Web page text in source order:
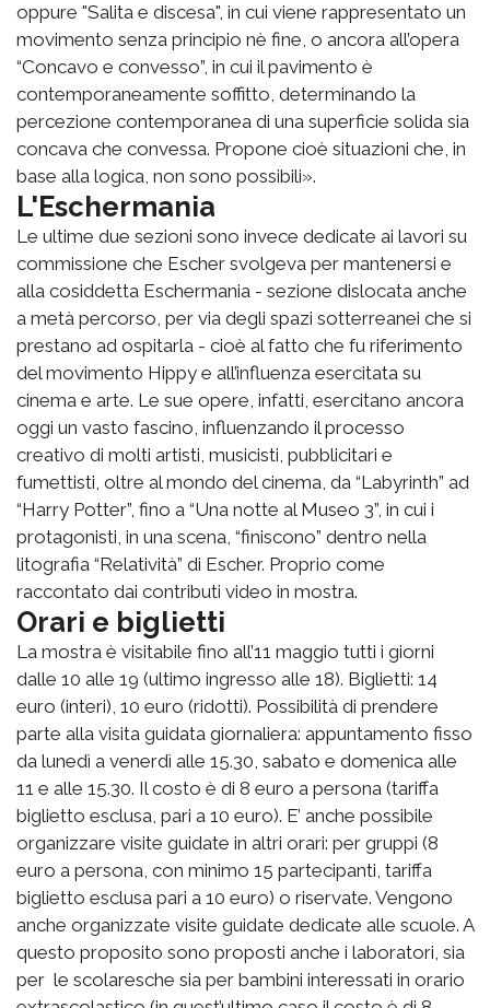
oppure "Salita e discesa", in cui viene rappresentato un
movimento senza principio nè fine, o ancora all’opera
“Concavo e convesso”, in cui il pavimento è
contemporaneamente soffitto, determinando la
percezione contemporanea di una superficie solida sia
concava che convessa. Propone cioè situazioni che, in
base alla logica, non sono possibili».
L'Eschermania
Le ultime due sezioni sono invece dedicate ai lavori su
commissione che Escher svolgeva per mantenersi e
alla cosiddetta Eschermania - sezione dislocata anche
a metà percorso, per via degli spazi sotterreanei che si
prestano ad ospitarla - cioè al fatto che fu riferimento
del movimento Hippy e all’influenza esercitata su
cinema e arte. Le sue opere, infatti, esercitano ancora
oggi un vasto fascino, influenzando il processo
creativo di molti artisti, musicisti, pubblicitari e
fumettisti, oltre al mondo del cinema, da “Labyrinth” ad
“Harry Potter”, fino a “Una notte al Museo 3”, in cui i
protagonisti, in una scena, “finiscono” dentro nella
litografia “Relatività” di Escher. Proprio come
raccontato dai contributi video in mostra.
Orari e biglietti
La mostra è visitabile fino all’11 maggio tutti i giorni
dalle 10 alle 19 (ultimo ingresso alle 18). Biglietti: 14
euro (interi), 10 euro (ridotti). Possibilità di prendere
parte alla visita guidata giornaliera: appuntamento fisso
da lunedì a venerdì alle 15.30, sabato e domenica alle
11 e alle 15.30. Il costo è di 8 euro a persona (tariffa
biglietto esclusa, pari a 10 euro). E’ anche possibile
organizzare visite guidate in altri orari: per gruppi (8
euro a persona, con minimo 15 partecipanti, tariffa
biglietto esclusa pari a 10 euro) o riservate. Vengono
anche organizzate visite guidate dedicate alle scuole. A
questo proposito sono proposti anche i laboratori, sia
per le scolaresche sia per bambini interessati in orario